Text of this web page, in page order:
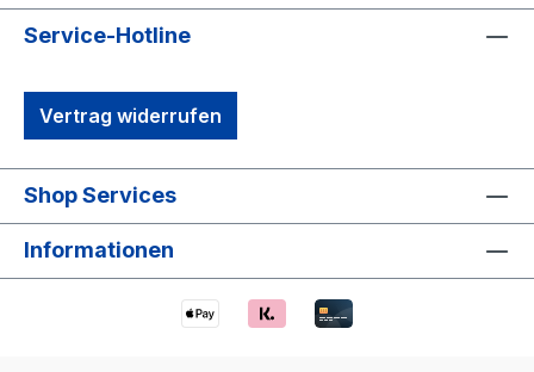
Service-Hotline
Vertrag widerrufen
Shop Services
Informationen